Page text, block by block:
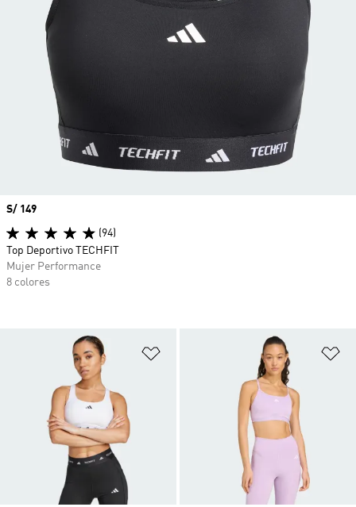
Añadir a la lista de deseos
Precio
S/ 149
(94)
Top Deportivo TECHFIT
Mujer Performance
8 colores